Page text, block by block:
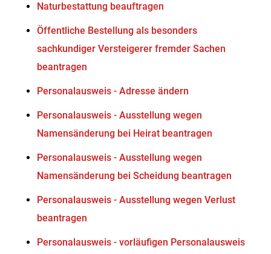
Naturbestattung beauftragen
Öffentliche Bestellung als besonders
sachkundiger Versteigerer fremder Sachen
beantragen
Personalausweis - Adresse ändern
Personalausweis - Ausstellung wegen
Namensänderung bei Heirat beantragen
Personalausweis - Ausstellung wegen
Namensänderung bei Scheidung beantragen
Personalausweis - Ausstellung wegen Verlust
beantragen
Personalausweis - vorläufigen Personalausweis